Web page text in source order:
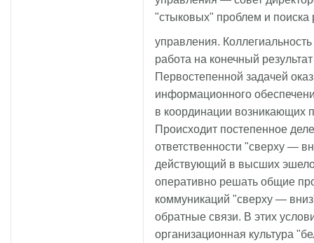
"стыковых" проблем и поиска
управления.
работа на конечный
Первостепенной задачей
информационного
в координации возникающих
Происходит постепенное
ответственности "сверху —
действующий в высших
оперативно решать общие
коммуникаций "сверху —
обратные связи. В этих
организационная культура